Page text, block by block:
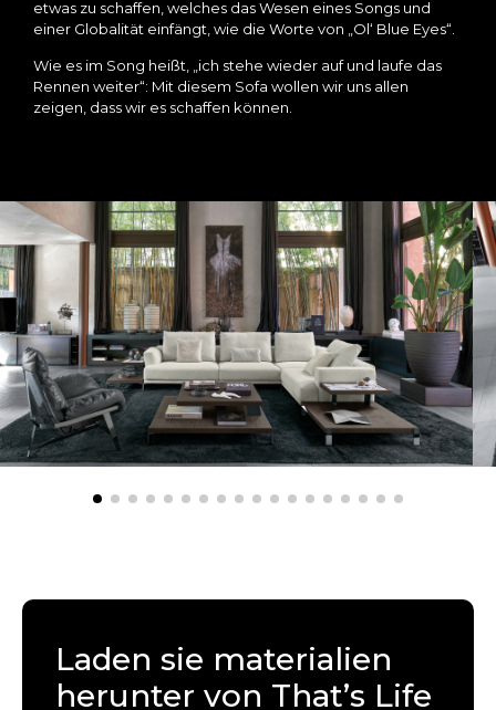
etwas zu schaffen, welches das Wesen eines Songs und
einer Globalität einfängt, wie die Worte von „Ol‘ Blue Eyes“.
Wie es im Song heißt, „ich stehe wieder auf und laufe das
Rennen weiter“: Mit diesem Sofa wollen wir uns allen
zeigen, dass wir es schaffen können.
Laden sie materialien
herunter von That’s Life